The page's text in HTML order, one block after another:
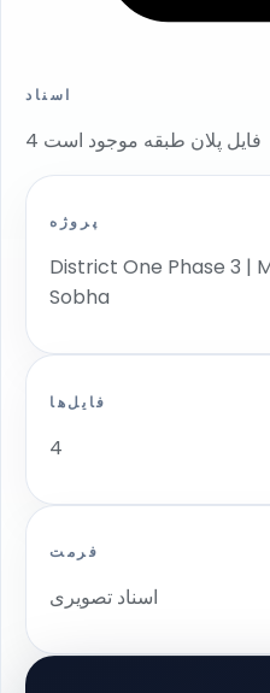
اسناد
4 فایل پلان طبقه موجود است
پروژه
District One Phase 3 |
Sobha
فایل‌ها
4
فرمت
اسناد تصویری